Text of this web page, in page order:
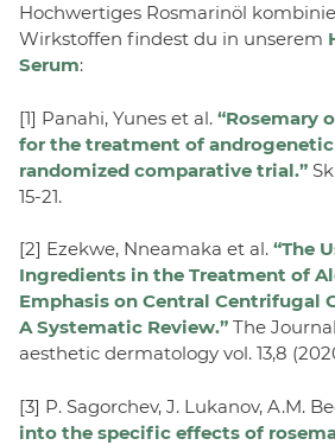
Hochwertiges Rosmarinöl
Wirkstoffen findest du in unserem
Serum:
[1] Panahi, Yunes et al. “Rosemary
for the treatment of androgenetic
randomized comparative trial.”
15-21.
[2] Ezekwe, Nneamaka et al. “The
Ingredients in the Treatment of
Emphasis on Central Centrifugal
A Systematic Review.” The
aesthetic dermatology vol. 13,8
[3] P. Sagorchev, J. Lukanov, A.M.
into the specific effects of